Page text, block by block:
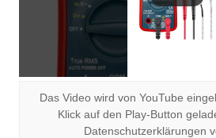
Das Video wird von YouTube
Klick auf den Play-Button
Datenschutzerklärungen